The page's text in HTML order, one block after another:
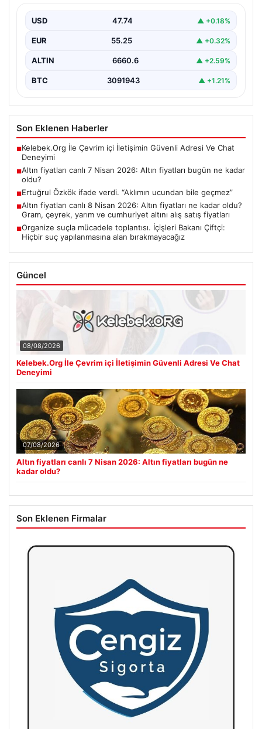
USD 47.74 ▲ +0.18%
EUR 55.25 ▲ +0.32%
ALTIN 6660.6 ▲ +2.59%
BTC 3091943 ▲ +1.21%
Son Eklenen Haberler
■Kelebek.Org İle Çevrim içi İletişimin Güvenli Adresi Ve Chat
Deneyimi
■Altın fiyatları canlı 7 Nisan 2026: Altın fiyatları bugün ne kadar
oldu?
■Ertuğrul Özkök ifade verdi. “Aklımın ucundan bile geçmez”
■Altın fiyatları canlı 8 Nisan 2026: Altın fiyatları ne kadar oldu?
Gram, çeyrek, yarım ve cumhuriyet altını alış satış fiyatları
■Organize suçla mücadele toplantısı. İçişleri Bakanı Çiftçi:
Hiçbir suç yapılanmasına alan bırakmayacağız
Güncel
08/08/2026
Kelebek.Org İle Çevrim içi İletişimin Güvenli Adresi Ve Chat
Deneyimi
07/08/2026
Altın fiyatları canlı 7 Nisan 2026: Altın fiyatları bugün ne
kadar oldu?
Son Eklenen Firmalar